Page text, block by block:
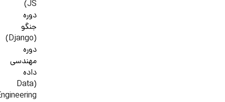
JS)
دوره
جنگو
(Django)
دوره
مهندسی
داده
(Data